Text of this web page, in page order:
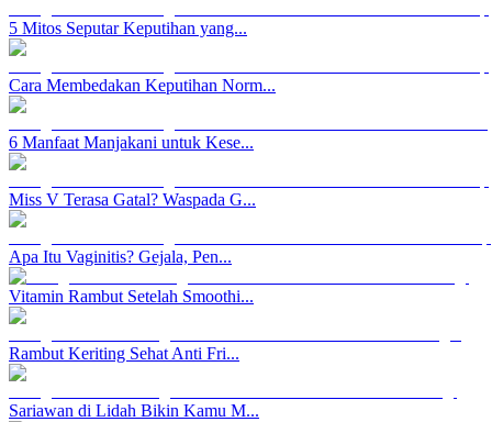
5 Mitos Seputar Keputihan yang...
Cara Membedakan Keputihan Norm...
6 Manfaat Manjakani untuk Kese...
Miss V Terasa Gatal? Waspada G...
Apa Itu Vaginitis? Gejala, Pen...
Vitamin Rambut Setelah Smoothi...
Rambut Keriting Sehat Anti Fri...
Sariawan di Lidah Bikin Kamu M...